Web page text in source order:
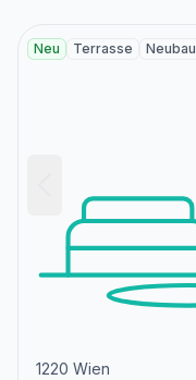
Neu Terrasse Neubau
1220 Wien